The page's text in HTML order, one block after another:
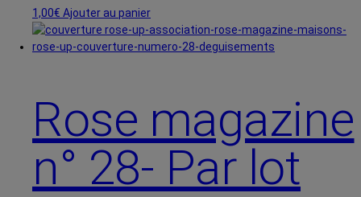
1,00€ Ajouter au panier
Rose magazine
n° 28- Par lot